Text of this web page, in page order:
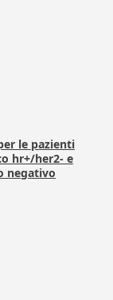
le pazienti
hr+/her2- e
negativo